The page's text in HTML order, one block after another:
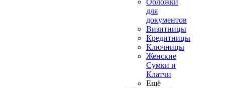
Обложки
для
документов
Визитницы
Кредитницы
Ключницы
Женские
Сумки и
Клатчи
Ещё